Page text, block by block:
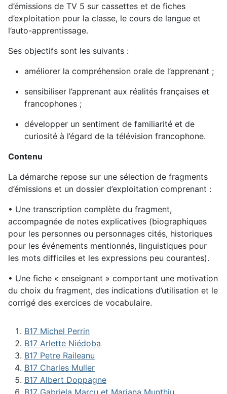
d’émissions de TV 5 sur cassettes et de fiches
d’exploitation pour la classe, le cours de langue et
l’auto-apprentissage.
Ses objectifs sont les suivants :
améliorer la compréhension orale de l’apprenant ;
sensibiliser l’apprenant aux réalités françaises et
francophones ;
développer un sentiment de familiarité et de
curiosité à l’égard de la télévision francophone.
Contenu
La démarche repose sur une sélection de fragments
d’émissions et un dossier d’exploitation comprenant :
• Une transcription complète du fragment,
accompagnée de notes explicatives (biographiques
pour les personnes ou personnages cités, historiques
pour les événements mentionnés, linguistiques pour
les mots difficiles et les expressions peu courantes).
• Une fiche « enseignant » comportant une motivation
du choix du fragment, des indications d’utilisation et le
corrigé des exercices de vocabulaire.
B17 Michel Perrin
B17 Arlette Niédoba
B17 Petre Raileanu
B17 Charles Muller
B17 Albert Doppagne
B17 Gabriela Marcu et Mariana Munthiu